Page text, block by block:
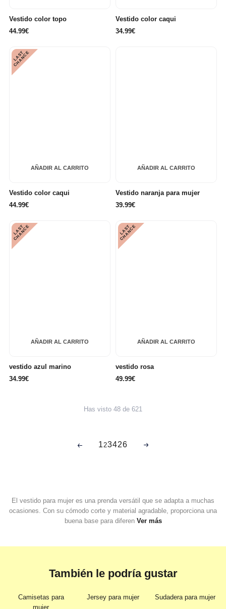
Vestido color topo
44.99€
Vestido color caqui
34.99€
AÑADIR AL CARRITO
L
A
S
T
C
H
A
N
C
E
Vestido color caqui
44.99€
AÑADIR AL CARRITO
Vestido naranja para mujer
39.99€
AÑADIR AL CARRITO
L
A
S
T
C
H
A
N
C
E
vestido azul marino
34.99€
AÑADIR AL CARRITO
L
A
S
T
C
H
A
N
C
E
vestido rosa
49.99€
Has visto 48 de 621
1 23426
El vestido para mujer es una prenda versátil que se adapta a muchas
ocasiones. Con su cómodo corte y material agradable, proporciona una
buena base para diferen Ver más
También le podría gustar
Camisetas para
mujer
Jersey para mujer Sudadera para mujer